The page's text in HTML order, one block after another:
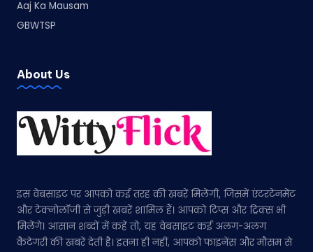
Aaj Ka Mausam
GBWTSP
About Us
इस वेबसाइट पर आपको कई तरह की खबरें मिलेंगी, जिसमें एंटरटेनमेंट
और टेक्नोलॉजी से जुड़ी खबरें शामिल हैं। आपको टिप्स और ट्रिक्स भी
मिलेंगे। आसान शब्दों में कहें तो, यह वेबसाइट कई अलग-अलग
कैटेगरी की खबरें देती है। इतना ही नहीं, आपको फाइनेंस और मौसम से